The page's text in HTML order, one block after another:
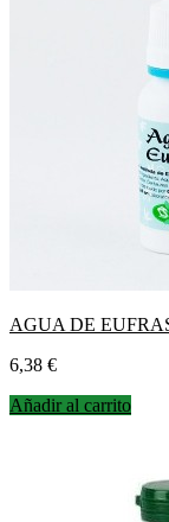
AGUA DE
Precio
6,38 €
Añadir al carrito